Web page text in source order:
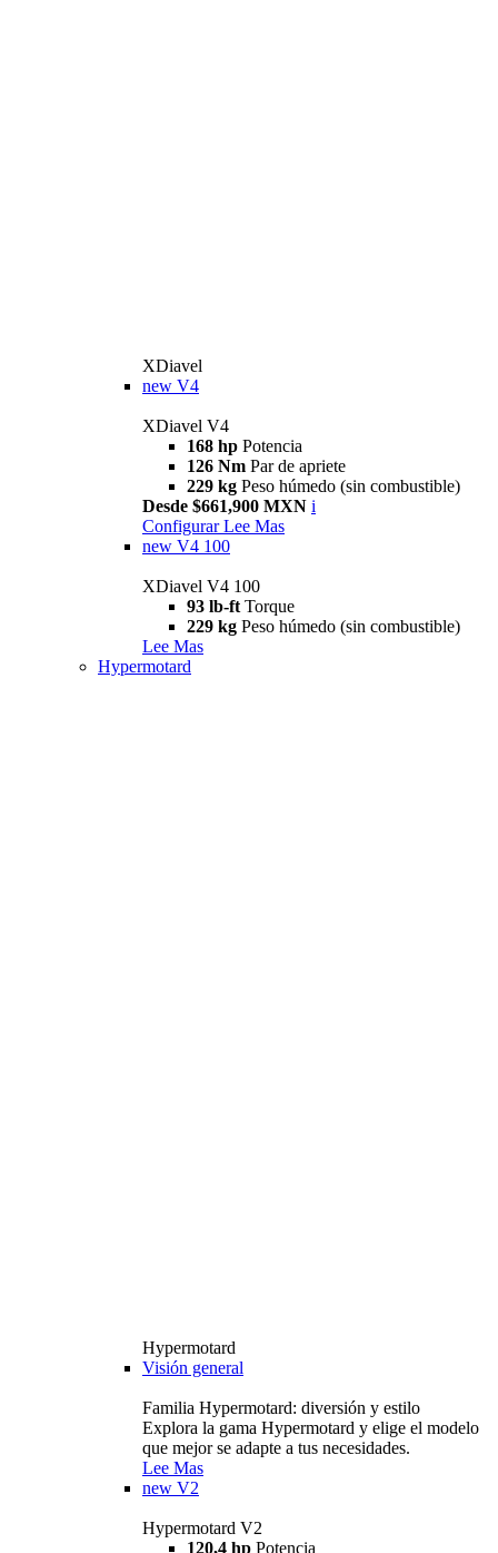
XDiavel
new V4
XDiavel V4
168 hp Potencia
126 Nm Par de apriete
229 kg Peso húmedo (sin combustible)
Desde $661,900 MXN i
Configurar Lee Mas
new V4 100
XDiavel V4 100
93 lb-ft Torque
229 kg Peso húmedo (sin combustible)
Lee Mas
Hypermotard
Hypermotard
Visión general
Familia Hypermotard: diversión y estilo
Explora la gama Hypermotard y elige el modelo
que mejor se adapte a tus necesidades.
Lee Mas
new V2
Hypermotard V2
120,4 hp Potencia